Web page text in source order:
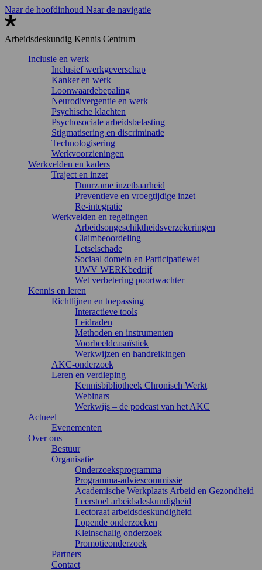
Naar de hoofdinhoud Naar de navigatie
Arbeidsdeskundig Kennis Centrum
Inclusie en werk
Inclusief werkgeverschap
Kanker en werk
Loonwaardebepaling
Neurodivergentie en werk
Psychische klachten
Psychosociale arbeidsbelasting
Stigmatisering en discriminatie
Technologisering
Werkvoorzieningen
Werkvelden en kaders
Traject en inzet
Duurzame inzetbaarheid
Preventieve en vroegtijdige inzet
Re-integratie
Werkvelden en regelingen
Arbeidsongeschiktheidsverzekeringen
Claimbeoordeling
Letselschade
Sociaal domein en Participatiewet
UWV WERKbedrijf
Wet verbetering poortwachter
Kennis en leren
Richtlijnen en toepassing
Interactieve tools
Leidraden
Methoden en instrumenten
Voorbeeldcasuïstiek
Werkwijzen en handreikingen
AKC-onderzoek
Leren en verdieping
Kennisbibliotheek Chronisch Werkt
Webinars
Werkwijs – de podcast van het AKC
Actueel
Evenementen
Over ons
Bestuur
Organisatie
Onderzoeksprogramma
Programma-adviescommissie
Academische Werkplaats Arbeid en Gezondheid
Leerstoel arbeidsdeskundigheid
Lectoraat arbeidsdeskundigheid
Lopende onderzoeken
Kleinschalig onderzoek
Promotieonderzoek
Partners
Contact